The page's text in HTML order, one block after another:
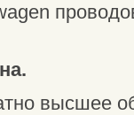
высшее